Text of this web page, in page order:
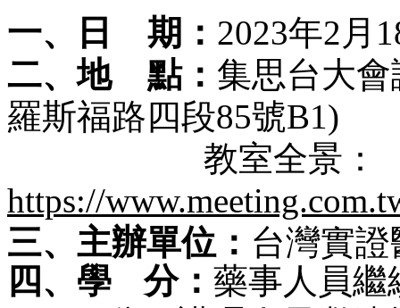
一、日 期： 2023年2 月
二、地
點： 集思台大
羅斯福路四段85號B1)
教室全景：
https://
三、主辦單位： 台灣實
四、學 分： 藥事人員繼